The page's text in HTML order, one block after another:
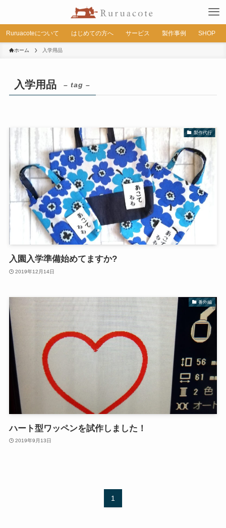
Ruruacoteについて はじめての方へ サービス 製作事例 SHOP
ホーム 入学用品
入学用品 – tag –
製作代行
入園入学準備始めてますか?
2019年12月14日
番外編
ハート型ワッペンを試作しました！
2019年9月13日
1